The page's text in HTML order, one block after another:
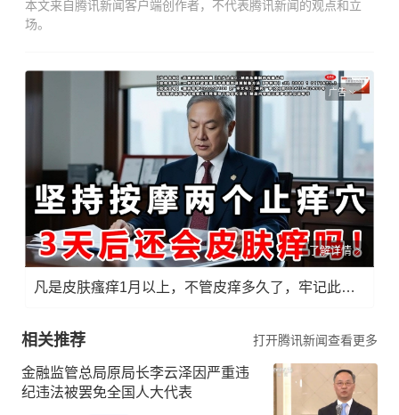
本文来自腾讯新闻客户端创作者，不代表腾讯新闻的观点和立
场。
广告
了解详情
凡是皮肤瘙痒1月以上，不管皮痒多久了，牢记此法，快！准！狠！
相关推荐 打开腾讯新闻查看更多
金融监管总局原局长李云泽因严重违
纪违法被罢免全国人大代表